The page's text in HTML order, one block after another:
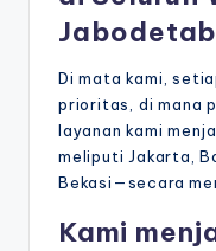
Di mata kami,
prioritas, di mana
layanan kami
meliputi Jakarta,
Bekasi—secara
Kami